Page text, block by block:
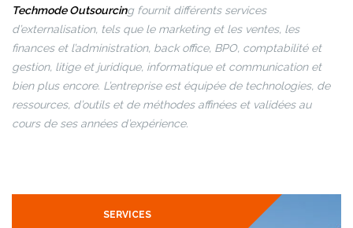
Techmode Outsourcing fournit différents services
d’externalisation, tels que le marketing et les ventes, les
finances et l’administration, back office, BPO, comptabilité et
gestion, litige et juridique, informatique et communication et
bien plus encore. L’entreprise est équipée de technologies, de
ressources, d’outils et de méthodes affinées et validées au
cours de ses années d’expérience.
SERVICES